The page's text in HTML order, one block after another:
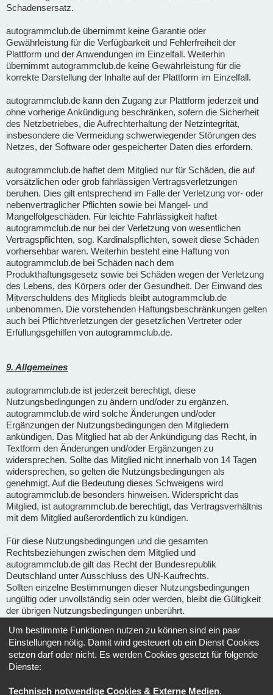
Schadensersatz.
autogrammclub.de übernimmt keine Garantie oder
Gewährleistung für die Verfügbarkeit und Fehlerfreiheit der
Plattform und der Anwendungen im Einzelfall. Weiterhin
übernimmt autogrammclub.de keine Gewährleistung für die
korrekte Darstellung der Inhalte auf der Plattform im Einzelfall.
autogrammclub.de kann den Zugang zur Plattform jederzeit und
ohne vorherige Ankündigung beschränken, sofern die Sicherheit
des Netzbetriebes, die Aufrechterhaltung der Netzintegrität,
insbesondere die Vermeidung schwerwiegender Störungen des
Netzes, der Software oder gespeicherter Daten dies erfordern.
autogrammclub.de haftet dem Mitglied nur für Schäden, die auf
vorsätzlichen oder grob fahrlässigen Vertragsverletzungen
beruhen. Dies gilt entsprechend im Falle der Verletzung vor- oder
nebenvertraglicher Pflichten sowie bei Mangel- und
Mangelfolgeschäden. Für leichte Fahrlässigkeit haftet
autogrammclub.de nur bei der Verletzung von wesentlichen
Vertragspflichten, sog. Kardinalspflichten, soweit diese Schäden
vorhersehbar waren. Weiterhin besteht eine Haftung von
autogrammclub.de bei Schäden nach dem
Produkthaftungsgesetz sowie bei Schäden wegen der Verletzung
des Lebens, des Körpers oder der Gesundheit. Der Einwand des
Mitverschuldens des Mitglieds bleibt autogrammclub.de
unbenommen. Die vorstehenden Haftungsbeschränkungen gelten
auch bei Pflichtverletzungen der gesetzlichen Vertreter oder
Erfüllungsgehilfen von autogrammclub.de.
9. Allgemeines
autogrammclub.de ist jederzeit berechtigt, diese
Nutzungsbedingungen zu ändern und/oder zu ergänzen.
autogrammclub.de wird solche Änderungen und/oder
Ergänzungen der Nutzungsbedingungen den Mitgliedern
ankündigen. Das Mitglied hat ab der Ankündigung das Recht, in
Textform den Änderungen und/oder Ergänzungen zu
widersprechen. Sollte das Mitglied nicht innerhalb von 14 Tagen
widersprechen, so gelten die Nutzungsbedingungen als
genehmigt. Auf die Bedeutung dieses Schweigens wird
autogrammclub.de besonders hinweisen. Widerspricht das
Mitglied, ist autogrammclub.de berechtigt, das Vertragsverhältnis
mit dem Mitglied außerordentlich zu kündigen.
Für diese Nutzungsbedingungen und die gesamten
Rechtsbeziehungen zwischen dem Mitglied und
autogrammclub.de gilt das Recht der Bundesrepublik
Deutschland unter Ausschluss des UN-Kaufrechts.
Sollten einzelne Bestimmungen dieser Nutzungsbedingungen
ungültig oder unvollständig sein oder werden, bleibt die Gültigkeit
der übrigen Nutzungsbedingungen unberührt.
Gerichtsstand für alle im Zusammenhang mit Ape-fans
entstehenden Streitigkeiten ist, soweit gesetzlich zulässig, der
Sitz von Ape-fans.
sind in derDatenschutzerklärungenthalten.
Um bestimmte Funktionen nutzen zu können sind ein paar
Einstellungen nötig. Damit wird gesteuert ob ein Dienst Cookies
setzen darf oder nicht. Es werden Cookies gesetzt für folgende
Dienste:
Technisch notwendige Cookies & Externe Medien.